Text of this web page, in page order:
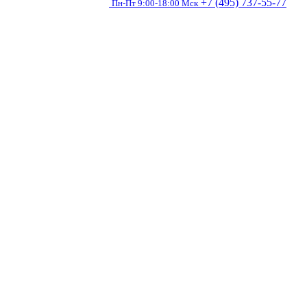
Пн-Пт 9:00-18:00 Мск +7 (495) 737-55-77